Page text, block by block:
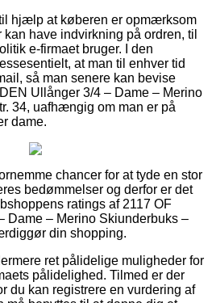
hjælp at køberen er opmærksom
have indvirkning på ordren, til
e-firmaet bruger. I den
at man til enhver tid
så man senere kan bevise
Ullånger 3/4 – Dame – Merino
34, uafhængig om man er på
dame.
chancer for at tyde en stor
bedømmelser og derfor er det
ratings af 2117 OF
Dame – Merino Skiunderbuks –
din shopping.
ret pålidelige muligheder for
pålidelighed. Tilmed er der
du kan registrere en vurdering af